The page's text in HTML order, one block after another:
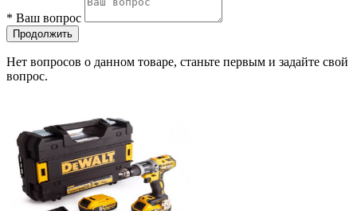
* Ваш вопрос
Продолжить
Нет вопросов о данном товаре, станьте первым и задайте свой
вопрос.